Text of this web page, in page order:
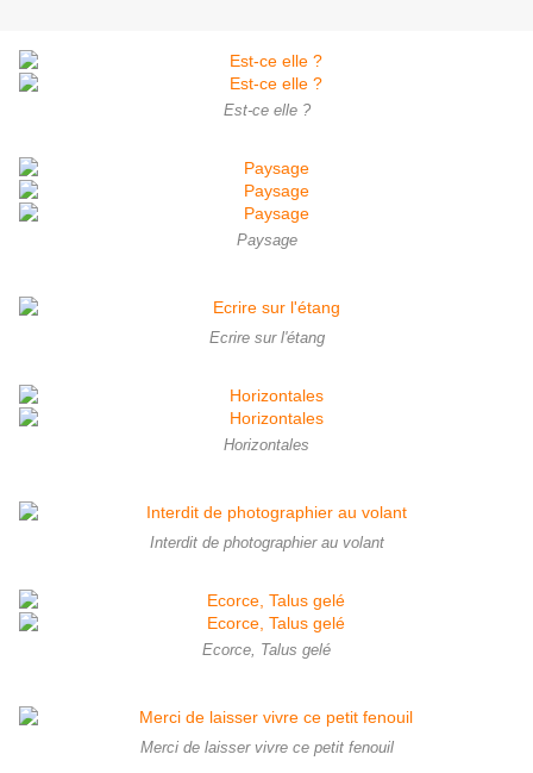
Est-ce elle ?
Paysage
Ecrire sur l'étang
Horizontales
Interdit de photographier au volant
Ecorce, Talus gelé
Merci de laisser vivre ce petit fenouil